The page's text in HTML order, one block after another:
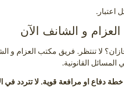
اعتبار.
و الشانف الآن
لا تنتظر. فريق مكتب العزام و
المسائل القانونية.
خطة دفاع او مرافعة قوية. لا تتردد في